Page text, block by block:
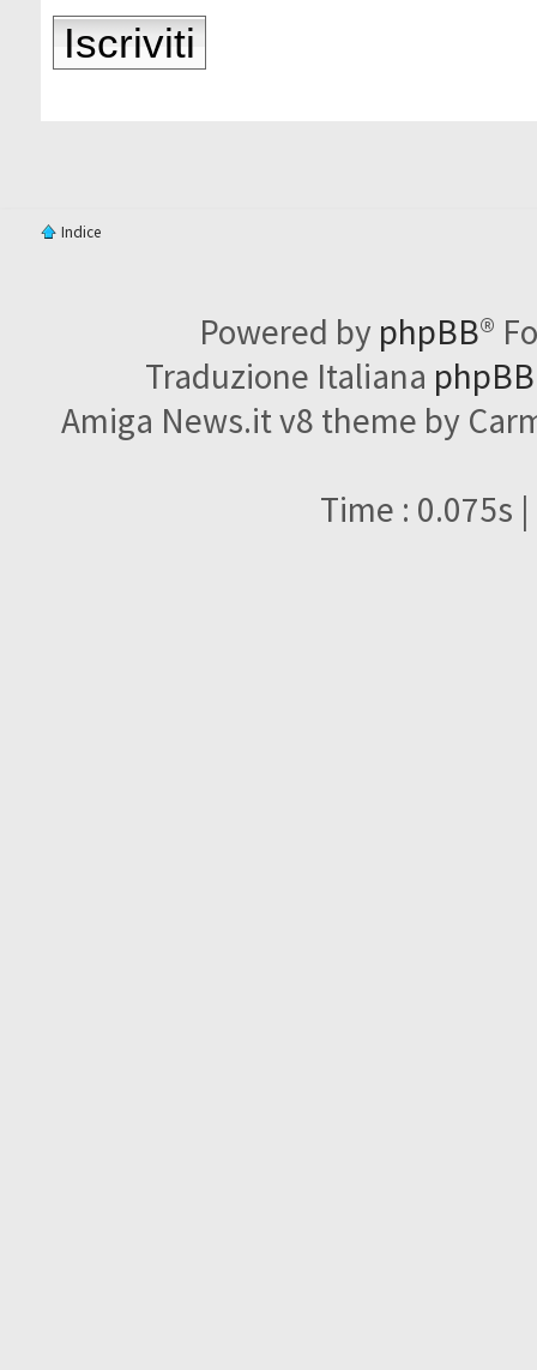
Iscriviti
Indice
Powered by phpBB®
Traduzione Italiana
Amiga News.it v8 theme by
Time : 0.075s